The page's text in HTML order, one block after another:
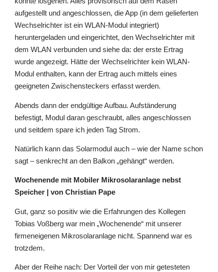
aufgestellt und angeschlossen, die App (in dem gelieferten
Wechselrichter ist ein WLAN-Modul integriert)
heruntergeladen und eingerichtet, den Wechselrichter mit
dem WLAN verbunden und siehe da: der erste Ertrag
wurde angezeigt. Hätte der Wechselrichter kein WLAN-
Modul enthalten, kann der Ertrag auch mittels eines
geeigneten Zwischensteckers erfasst werden.
Abends dann der endgültige Aufbau. Aufständerung
befestigt, Modul daran geschraubt, alles angeschlossen
und seitdem spare ich jeden Tag Strom.
Natürlich kann das Solarmodul auch – wie der Name schon
sagt – senkrecht an den Balkon „gehängt“ werden.
Wochenende mit Mobiler Mikrosolaranlage nebst
Speicher | von Christian Pape
Gut, ganz so positiv wie die Erfahrungen des Kollegen
Tobias Voßberg war mein „Wochenende“ mit unserer
firmeneigenen Mikrosolaranlage nicht. Spannend war es
trotzdem.
Aber der Reihe nach: Der Vorteil der von mir getesteten